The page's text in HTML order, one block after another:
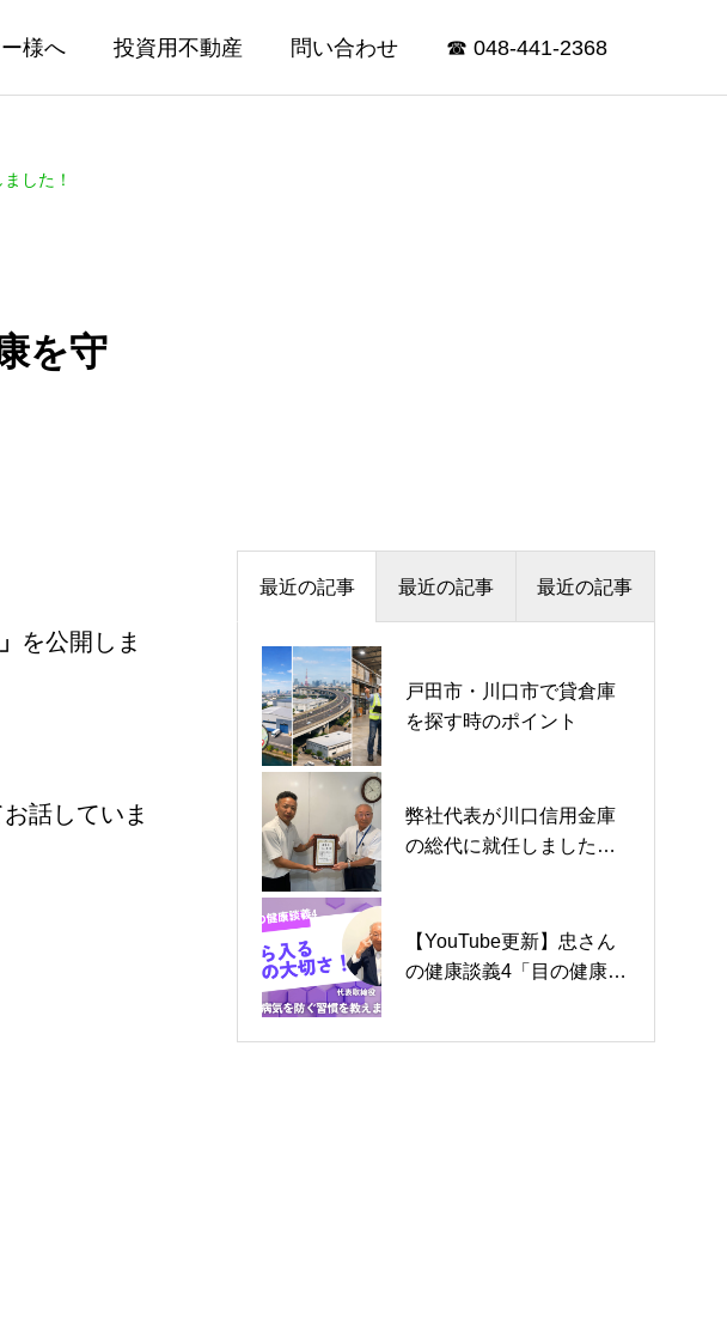
様へ 投資用不動産 問い合わせ ☎ 048-441-2368
した！
を守
を公開しま
話していま
最近の記事 最近の記事 最近の記事
戸田市・川口市で貸倉庫
を探す時のポイント
弊社代表が川口信用金庫
の総代に就任しました
【YouTube更新】忠さん
の健康談義4「目の健康を
お盆の由来
空き家の現状
弊社代表が川口信用金庫
の総代に就任しました
倉庫の設備と機能
お盆の由来
空き家の現状